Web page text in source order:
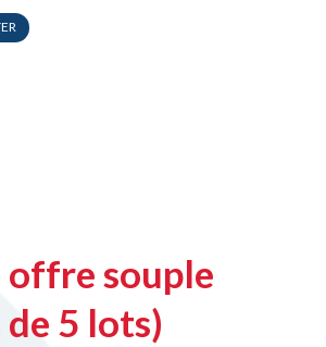
offre souple
5 lots)